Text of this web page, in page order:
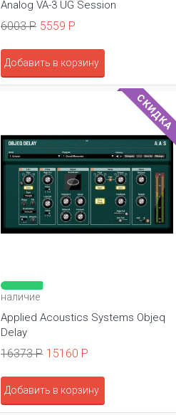
Analog VA-3 UG Session
6003 Р 5559 Р
Добавить в корзину
СКИДКА
наличие
Applied Acoustics Systems Objeq
Delay
16373 Р 15160 Р
Добавить в корзину